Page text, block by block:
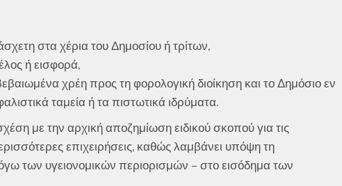
στα χέρια του Δημοσίου ή τρίτων,
ή εισφορά,
χρέη προς τη φορολογική διοίκηση και το Δημόσιο εν
ταμεία ή τα πιστωτικά ιδρύματα.
με την αρχική αποζημίωση ειδικού σκοπού για τις
επιχειρήσεις, καθώς λαμβάνει υπόψη τη
των υγειονομικών περιορισμών – στο εισόδημα των